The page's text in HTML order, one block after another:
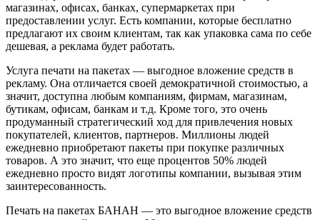
магазинах, офисах, банках, супермаркетах при
предоставлении услуг. Есть компании, которые бесплатно
предлагают их своим клиентам, так как упаковка сама по себе
дешевая, а реклама будет работать.
Услуга печати на пакетах — выгодное вложение средств в
рекламу. Она отличается своей демократичной стоимостью, а
значит, доступна любым компаниям, фирмам, магазинам,
бутикам, офисам, банкам и т.д. Кроме того, это очень
продуманный стратегический ход для привлечения новых
покупателей, клиентов, партнеров. Миллионы людей
ежедневно приобретают пакеты при покупке различных
товаров. А это значит, что еще процентов 50% людей
ежедневно просто видят логотипы компании, вызывая этим
заинтересованность.
Печать на пакетах БАНАН — это выгодное вложение средств